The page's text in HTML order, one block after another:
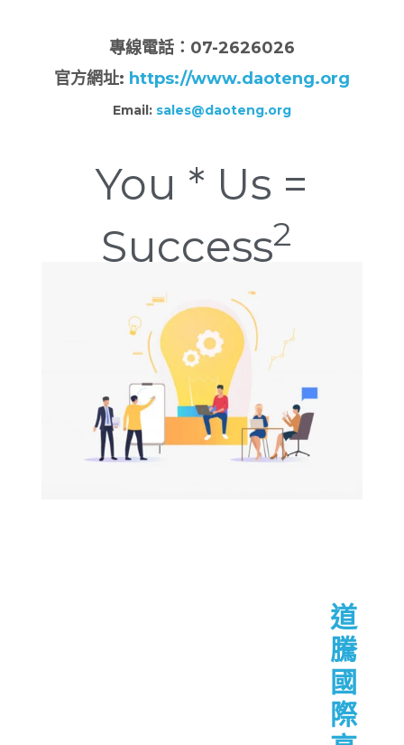
專線電話：07-2626026
官方網址: https://www.daoteng.org
Email: sales@daoteng.org
You * Us =
Success2
道
騰
國
際